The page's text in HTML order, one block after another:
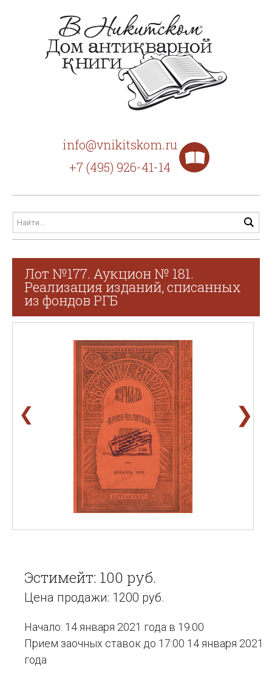
info@vnikitskom.ru
+7 (495) 926-41-14
Лот №177. Аукцион № 181.
Реализация изданий, списанных
из фондов РГБ
❮ ❯
Эстимейт: 100 руб.
Цена продажи: 1200 руб.
Начало: 14 января 2021 года в 19:00
Прием заочных ставок до 17:00 14 января 2021
года